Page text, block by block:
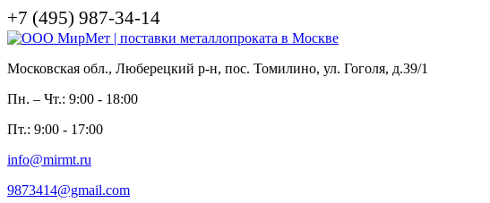
+7 (495) 987-34-14
Московская обл., Люберецкий р-н, пос. Томилино, ул. Гоголя, д.39/1
Пн. – Чт.: 9:00 - 18:00
Пт.: 9:00 - 17:00
info@mirmt.ru
9873414@gmail.com